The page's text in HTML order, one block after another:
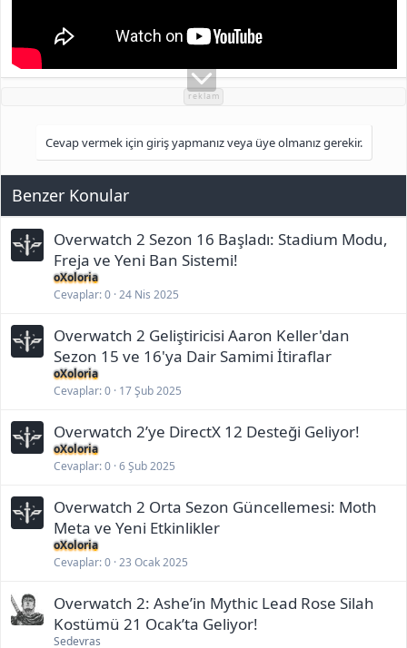
reklam
Cevap vermek için giriş yapmanız veya üye olmanız gerekir.
Benzer Konular
Overwatch 2 Sezon 16 Başladı: Stadium Modu,
Freja ve Yeni Ban Sistemi!
oXoloria
Cevaplar 0 24 Nis 2025
Overwatch 2 Geliştiricisi Aaron Keller'dan
Sezon 15 ve 16'ya Dair Samimi İtiraflar
oXoloria
Cevaplar 0 17 Şub 2025
Overwatch 2’ye DirectX 12 Desteği Geliyor!
oXoloria
Cevaplar 0 6 Şub 2025
Overwatch 2 Orta Sezon Güncellemesi: Moth
Meta ve Yeni Etkinlikler
oXoloria
Cevaplar 0 23 Ocak 2025
Overwatch 2: Ashe’in Mythic Lead Rose Silah
Kostümü 21 Ocak’ta Geliyor!
Sedevras